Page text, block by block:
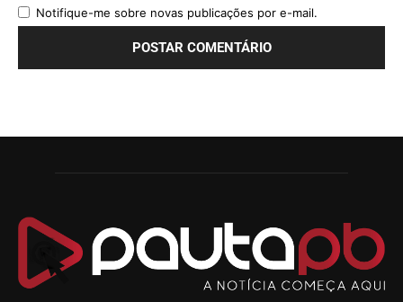
Notifique-me sobre novas publicações por e-mail.